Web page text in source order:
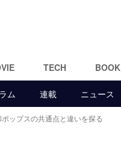
TECH BOOK
ム 連載 ニュース
ップスの共通点と違いを探る